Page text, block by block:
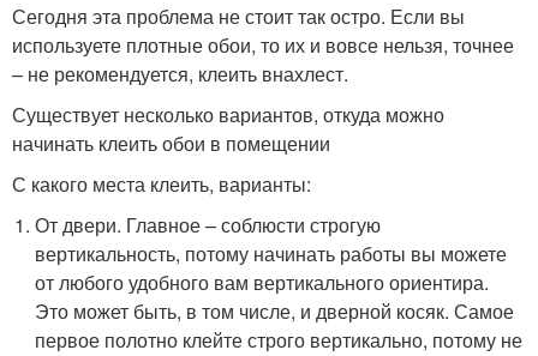
Сегодня эта проблема не стоит так остро. Если вы
используете плотные обои, то их и вовсе нельзя, точнее
– не рекомендуется, клеить внахлест.
Существует несколько вариантов, откуда можно
начинать клеить обои в помещении
С какого места клеить, варианты:
От двери. Главное – соблюсти строгую
вертикальность, потому начинать работы вы можете
от любого удобного вам вертикального ориентира.
Это может быть, в том числе, и дверной косяк. Самое
первое полотно клейте строго вертикально, потому не